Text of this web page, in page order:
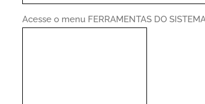
Acesse o menu FERRAMENTAS DO